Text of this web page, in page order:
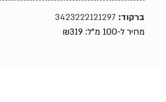
ברקוד:3423222121297
מחיר ל-100 מ"ל:
₪319